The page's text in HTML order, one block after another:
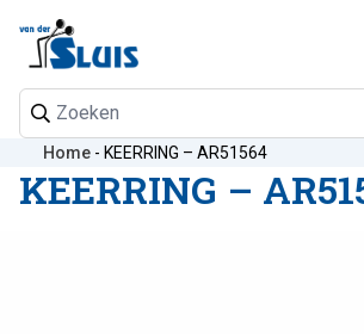
Home - KEERRING – AR51564
KEERRING –